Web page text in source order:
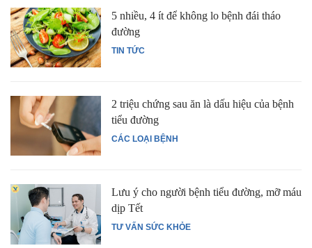
TIN TỨC
5 nhiều, 4 ít để không lo bệnh đái tháo
đường
CÁC LOẠI BỆNH
2 triệu chứng sau ăn là dấu hiệu của bệnh
tiểu đường
TƯ VẤN SỨC KHỎE
Lưu ý cho người bệnh tiểu đường, mỡ máu
dịp Tết